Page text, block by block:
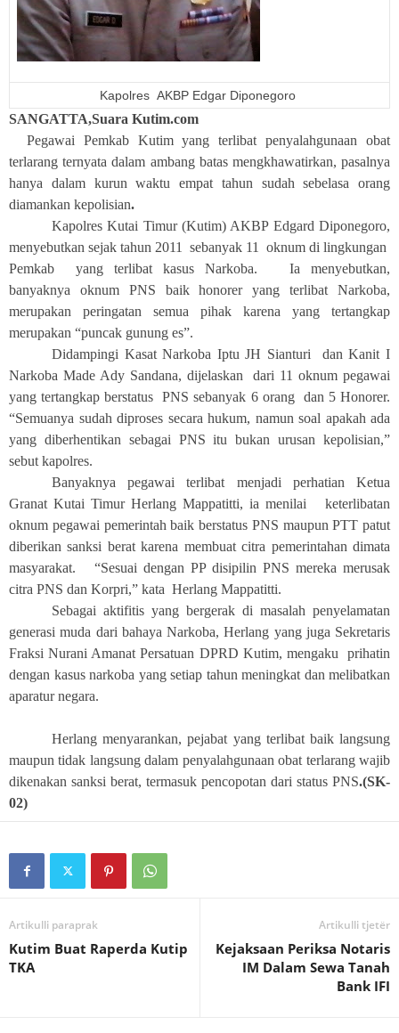
Kapolres AKBP Edgar Diponegoro
SANGATTA,Suara Kutim.com
Pegawai Pemkab Kutim yang terlibat penyalahgunaan obat
terlarang ternyata dalam ambang batas mengkhawatirkan, pasalnya
hanya dalam kurun waktu empat tahun sudah sebelasa orang
diamankan kepolisian.
Kapolres Kutai Timur (Kutim) AKBP Edgard Diponegoro,
menyebutkan sejak tahun 2011 sebanyak 11 oknum di lingkungan
Pemkab yang terlibat kasus Narkoba. Ia menyebutkan,
banyaknya oknum PNS baik honorer yang terlibat Narkoba,
merupakan peringatan semua pihak karena yang tertangkap
merupakan “puncak gunung es”.
Didampingi Kasat Narkoba Iptu JH Sianturi dan Kanit I
Narkoba Made Ady Sandana, dijelaskan dari 11 oknum pegawai
yang tertangkap berstatus PNS sebanyak 6 orang dan 5 Honorer.
“Semuanya sudah diproses secara hukum, namun soal apakah ada
yang diberhentikan sebagai PNS itu bukan urusan kepolisian,”
sebut kapolres.
Banyaknya pegawai terlibat menjadi perhatian Ketua
Granat Kutai Timur Herlang Mappatitti, ia menilai keterlibatan
oknum pegawai pemerintah baik berstatus PNS maupun PTT patut
diberikan sanksi berat karena membuat citra pemerintahan dimata
masyarakat. “Sesuai dengan PP disipilin PNS mereka merusak
citra PNS dan Korpri,” kata Herlang Mappatitti.
Sebagai aktifitis yang bergerak di masalah penyelamatan
generasi muda dari bahaya Narkoba, Herlang yang juga Sekretaris
Fraksi Nurani Amanat Persatuan DPRD Kutim, mengaku prihatin
dengan kasus narkoba yang setiap tahun meningkat dan melibatkan
aparatur negara.
Herlang menyarankan, pejabat yang terlibat baik langsung
maupun tidak langsung dalam penyalahgunaan obat terlarang wajib
dikenakan sanksi berat, termasuk pencopotan dari status PNS.(SK-
02)
Artikulli paraprak
Kutim Buat Raperda Kutip
TKA
Artikulli tjetër
Kejaksaan Periksa Notaris
IM Dalam Sewa Tanah
Bank IFI